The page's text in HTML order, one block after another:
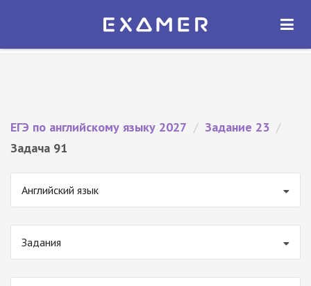
Экзамер — ЕГЭ 2027
ОТКРЫТЬ
ЕГЭ по английскому языку 2027 / Задание 23 /
Задача 91
Английский язык
Задания